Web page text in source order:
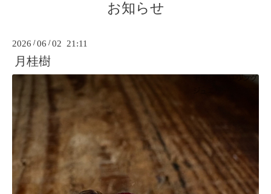
お知らせ
2026 /06 /02 21:11
月桂樹